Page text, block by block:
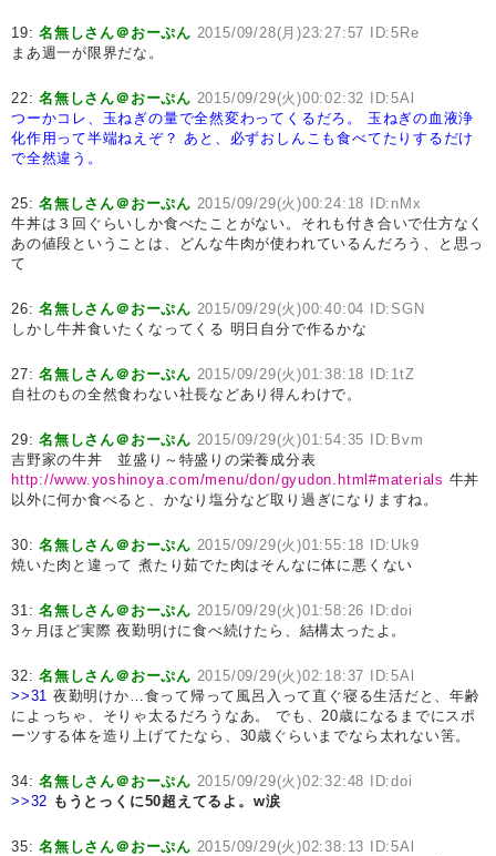
19:名無しさん＠おーぷん 2015/09/28(月)23:27:57 ID:5Re
まあ週一が限界だな。
22:名無しさん＠おーぷん 2015/09/29(火)00:02:32 ID:5Al
つーかコレ、玉ねぎの量で全然変わってくるだろ。
玉ねぎの血液浄
化作用って半端ねえぞ？ あと、必ずおしんこも食べてたりするだけ
で全然違う。
25:名無しさん＠おーぷん 2015/09/29(火)00:24:18 ID:nMx
牛丼は３回ぐらいしか食べたことがない。それも付き合いで仕方なく
あの値段ということは、どんな牛肉が使われているんだろう、と思っ
て
26:名無しさん＠おーぷん 2015/09/29(火)00:40:04 ID:SGN
しかし牛丼食いたくなってくる 明日自分で作るかな
27:名無しさん＠おーぷん 2015/09/29(火)01:38:18 ID:1tZ
自社のもの全然食わない社長などあり得んわけで。
29:名無しさん＠おーぷん 2015/09/29(火)01:54:35 ID:Bvm
吉野家の牛丼 並盛り～特盛りの栄養成分表
http://www.yoshinoya.com/menu/don/gyudon.html#materials 牛丼
以外に何か食べると、かなり塩分など取り過ぎになりますね。
30:名無しさん＠おーぷん 2015/09/29(火)01:55:18 ID:Uk9
焼いた肉と違って 煮たり茹でた肉はそんなに体に悪くない
31:名無しさん＠おーぷん 2015/09/29(火)01:58:26 ID:doi
3ヶ月ほど実際 夜勤明けに食べ続けたら、結構太ったよ。
32:名無しさん＠おーぷん 2015/09/29(火)02:18:37 ID:5Al
>>31 夜勤明けか…食って帰って風呂入って直ぐ寝る生活だと、年齢
によっちゃ、そりゃ太るだろうなあ。 でも、20歳になるまでにスポ
ーツする体を造り上げてたなら、30歳ぐらいまでなら太れない筈。
34:名無しさん＠おーぷん 2015/09/29(火)02:32:48 ID:doi
>>32 もうとっくに50超えてるよ。w涙
35:名無しさん＠おーぷん 2015/09/29(火)02:38:13 ID:5Al